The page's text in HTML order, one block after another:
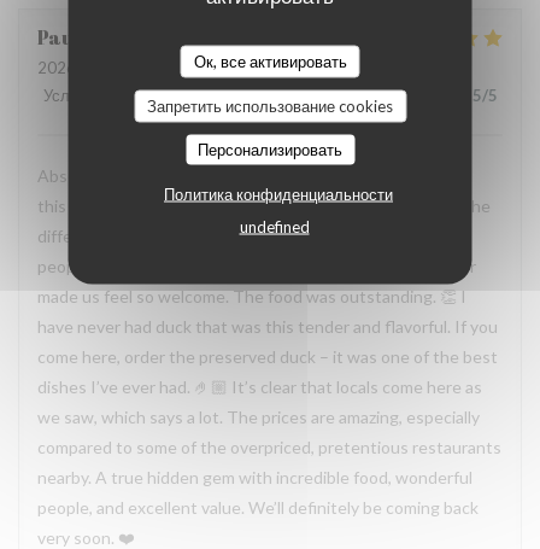
Ок, все активировать
Запретить использование cookies
Персонализировать
Политика конфиденциальности
undefined
Paula
2026-07-19
- 19:30 - гости 2
Услуги
Атмосфера:5/5 Меню:5/5 Цена / качество 5/5
Absolutely incredible experience. You can immediately tell
this is a family-run restaurant, and that warmth makes all the
difference. The owners are genuinely some of the nicest
people we’ve met. The husband, wife, and the grandfather
made us feel so welcome. The food was outstanding. 👏 I
have never had duck that was this tender and flavorful. If you
come here, order the preserved duck – it was one of the best
dishes I’ve ever had. 🤌🏼 It’s clear that locals come here as
we saw, which says a lot. The prices are amazing, especially
compared to some of the overpriced, pretentious restaurants
nearby. A true hidden gem with incredible food, wonderful
people, and excellent value. We’ll definitely be coming back
very soon. ❤️